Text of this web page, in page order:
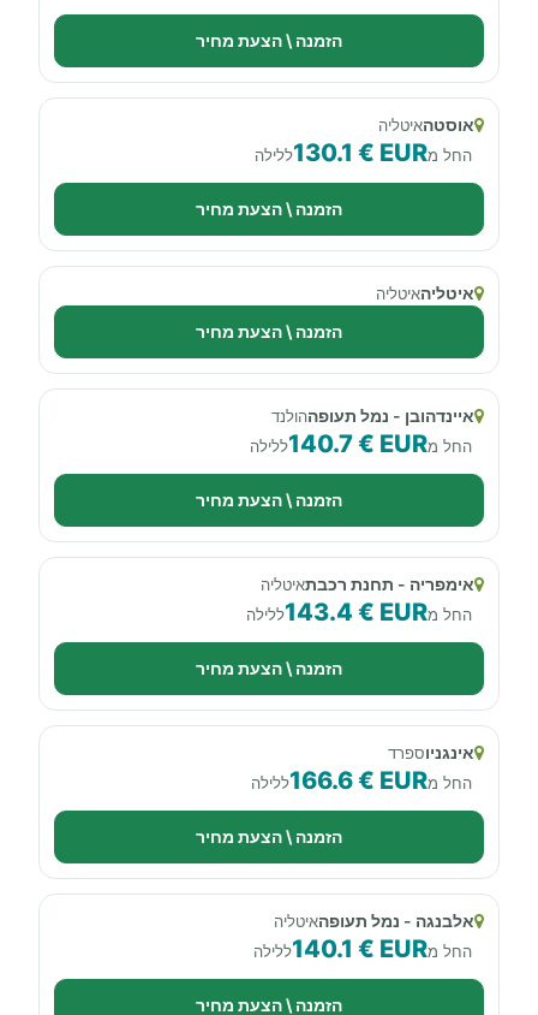
הזמנה \ הצעת מחיר
אוסטהאיטליה
החל מ130.1 € EURללילה
הזמנה \ הצעת מחיר
איטליהאיטליה
הזמנה \ הצעת מחיר
איינדהובן - נמל תעופההולנד
החל מ140.7 € EURללילה
הזמנה \ הצעת מחיר
אימפריה - תחנת רכבתאיטליה
החל מ143.4 € EURללילה
הזמנה \ הצעת מחיר
אינגניוספרד
החל מ166.6 € EURללילה
הזמנה \ הצעת מחיר
אלבנגה - נמל תעופהאיטליה
החל מ140.1 € EURללילה
הזמנה \ הצעת מחיר